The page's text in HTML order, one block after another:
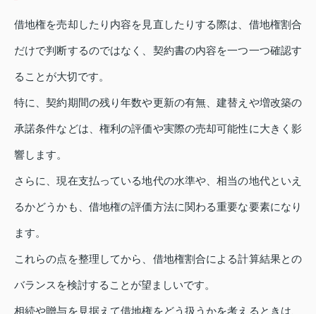
借地権を売却したり内容を見直したりする際は、借地権割合
だけで判断するのではなく、契約書の内容を一つ一つ確認す
ることが大切です。
特に、契約期間の残り年数や更新の有無、建替えや増改築の
承諾条件などは、権利の評価や実際の売却可能性に大きく影
響します。
さらに、現在支払っている地代の水準や、相当の地代といえ
るかどうかも、借地権の評価方法に関わる重要な要素になり
ます。
これらの点を整理してから、借地権割合による計算結果との
バランスを検討することが望ましいです。
相続や贈与を見据えて借地権をどう扱うかを考えるときは、